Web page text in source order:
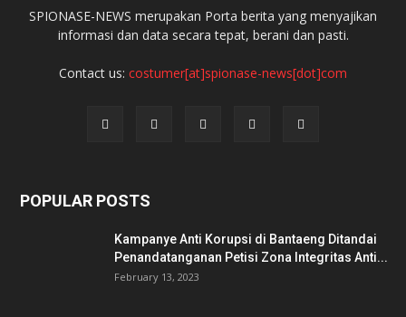
SPIONASE-NEWS merupakan Porta berita yang menyajikan
informasi dan data secara tepat, berani dan pasti.
Contact us: costumer[at]spionase-news[dot]com
POPULAR POSTS
Kampanye Anti Korupsi di Bantaeng Ditandai
Penandatanganan Petisi Zona Integritas Anti...
February 13, 2023